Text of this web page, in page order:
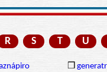
R S T U
❒